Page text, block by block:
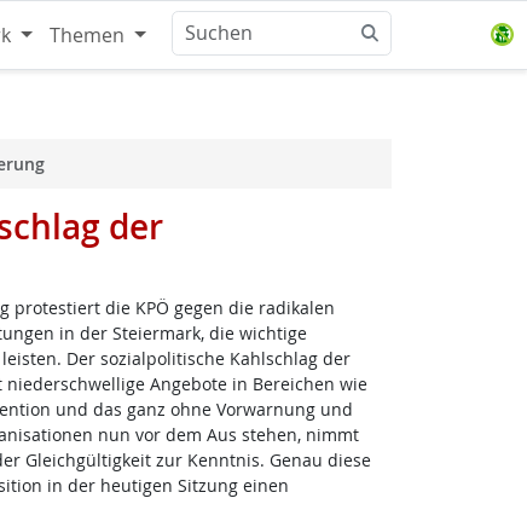
Themen
der
die KPÖ gegen die radikalen
in der Steiermark, die wichtige
Der sozialpolitische Kahlschlag der
Angebote in Bereichen wie
und das ganz ohne Vorwarnung und
nun vor dem Aus stehen, nimmt
Gleichgültigkeit zur Kenntnis. Genau diese
in der heutigen Sitzung einen